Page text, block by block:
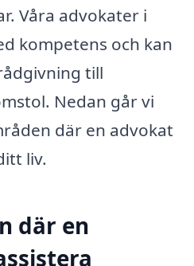
Våra advokater i
kompetens och kan
till
Nedan går vi
där en advokat
liv.
där en